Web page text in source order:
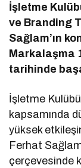
İşletme
ve Branding
Sağlam’ın
Markalaşma
tarihinde
İşletme
kapsamında
yüksek
Ferhat
çerçevesinde